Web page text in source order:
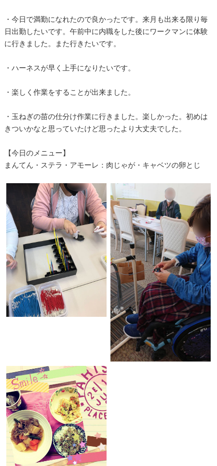
・今日で満勤になれたので良かったです。来月も出来る限り毎
日出勤したいです。午前中に内職をした後にワークマンに体験
に行きました。また行きたいです。
・ハーネスが早く上手になりたいです。
・楽しく作業をすることが出来ました。
・玉ねぎの苗の仕分け作業に行きました。楽しかった。初めは
きついかなと思っていたけど思ったより大丈夫でした。
【今日のメニュー】
まんてん・ステラ・アモーレ：肉じゃが・キャベツの卵とじ